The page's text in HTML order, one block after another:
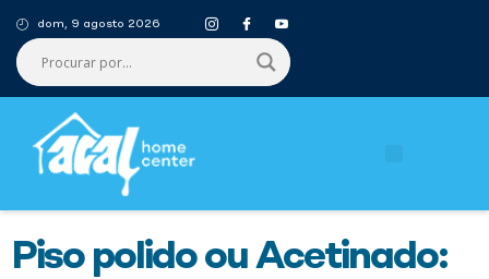
dom, 9 agosto 2026
Piso polido ou Acetinado: